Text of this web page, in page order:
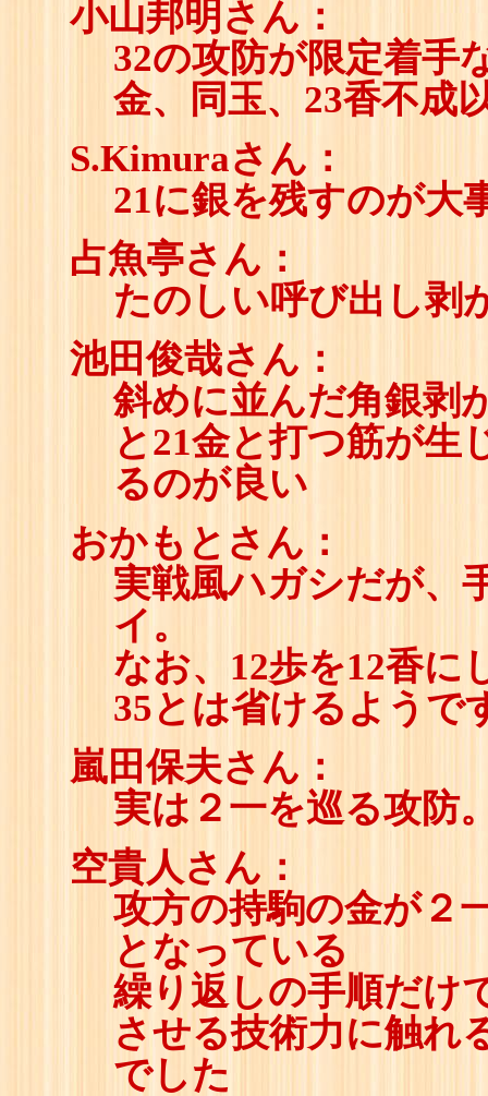
小山邦明さん：
32の攻防が限定着手
金、同玉、23香不成
S.Kimuraさん：
21に銀を残すのが大
占魚亭さん：
たのしい呼び出し剥
池田俊哉さん：
斜めに並んだ角銀剥
と21金と打つ筋が生
るのが良い
おかもとさん：
実戦風ハガシだが、
イ。
なお、12歩を12香に
35とは省けるようで
嵐田保夫さん：
実は２一を巡る攻防
空貴人さん：
攻方の持駒の金が２
となっている
繰り返しの手順だけ
させる技術力に触れ
でした